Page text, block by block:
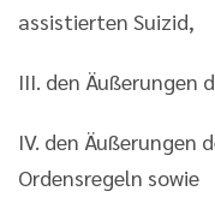
assistierten Suizid,
III. den Äußerungen
IV. den Äußerungen
Ordensregeln sowie